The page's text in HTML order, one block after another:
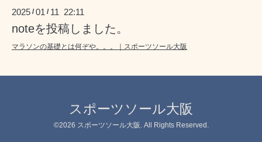
2025 /01 / 11 22:11
noteを投稿しました。
マラソンの基礎とは何ぞや。。。｜スポーツソール大阪
スポーツソール大阪
©2026 スポーツソール大阪 . All Rights Reserved.